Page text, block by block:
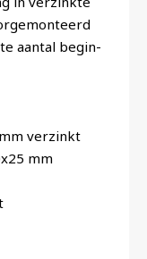
aantal begin-
verzinkt
mm